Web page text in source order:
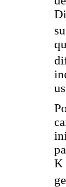
K